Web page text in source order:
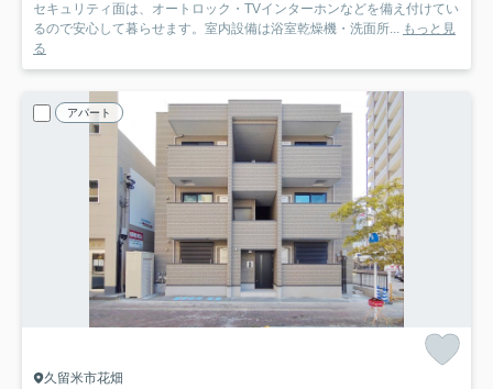
セキュリティ面は、オートロック・TVインターホンなどを備え付けてい
るので安心して暮らせます。室内設備は浴室乾燥機・洗面所... もっと見
る
アパート
久留米市花畑